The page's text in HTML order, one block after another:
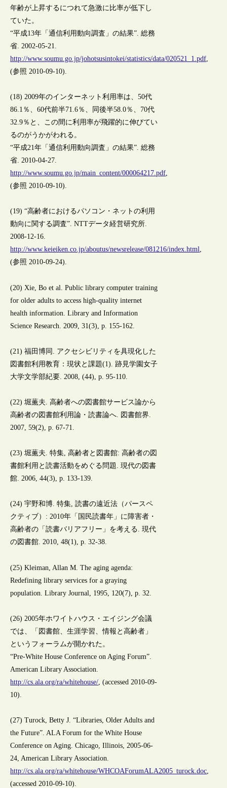
年齢が上昇するにつれて急激に比率が低下し
ていた。
“平成13年「通信利用動向調査」の結果”. 総務
省. 2002-05-21.
http://www.soumu.go.jp/johotsusintokei/statistics/data/020521_1.pdf,
(参照 2010-09-10).
(18) 2009年のインターネット利用率は、50代
86.1％、60代前半71.6％、同後半58.0％、70代
32.9％と、この間に利用率が飛躍的に伸びてい
るのがうかがわれる。
“平成21年「通信利用動向調査」の結果”. 総務
省. 2010-04-27.
http://www.soumu.go.jp/main_content/000064217.pdf,
(参照 2010-09-10).
(19) “高齢者におけるパソコン・ネットの利用
動向に関する調査”. NTTデータ経営研究所.
2008-12-16.
http://www.keieiken.co.jp/aboutus/newsrelease/081216/index.html,
(参照 2010-09-24).
(20) Xie, Bo et al. Public library computer training
for older adults to access high-quality internet
health information. Library and Information
Science Research. 2009, 31(3), p. 155-162.
(21) 福田博同. アクセシビリティを具現化した
図書館利用教育：現状と課題(1). 跡見学園女子
大学文学部紀要. 2008, (44), p. 95-110.
(22) 堀薫夫. 高齢者への図書館サービス論から
高齢者の図書館利用論・読書論へ. 図書館界.
2007, 59(2), p. 67-71.
(23) 堀薫夫. 特集, 高齢者と図書館: 高齢者の図
書館利用と読書活動をめぐる問題. 現代の図書
館. 2006, 44(3), p. 133-139.
(24) 宇野和博. 特集, 読書の遠近法（パースペ
クティブ）: 2010年「国民読書年」に障害者・
高齢者の「読書バリアフリー」を考える. 現代
の図書館. 2010, 48(1), p. 32-38.
(25) Kleiman, Allan M. The aging agenda:
Redefining library services for a graying
population. Library Journal, 1995, 120(7), p. 32.
(26) 2005年ホワイトハウス・エイジング会議
では、「図書館、生涯学習、情報と高齢者」
というフォーラムが開かれた。
“Pre-White House Conference on Aging Forum”.
American Library Association.
http://cs.ala.org/ra/whitehouse/ , (accessed 2010-09-
10).
(27) Turock, Betty J. “Libraries, Older Adults and
the Future”. ALA Forum for the White House
Conference on Aging. Chicago, Illinois, 2005-06-
24, American Library Association.
http://cs.ala.org/ra/whitehouse/WHCOAForumALA2005_turock.doc
(accessed 2010-09-10).